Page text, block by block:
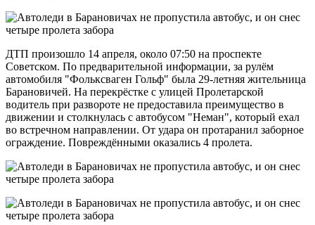
ДТП произошло 14 апреля, около 07:50 на проспекте
Советском. По предварительной информации, за рулём
автомобиля "Фольксваген Гольф" была 29-летняя жительница
Барановичей. На перекрёстке с улицей Пролетарской
водитель при развороте не предоставила преимущество в
движении и столкнулась с автобусом "Неман", который ехал
во встречном направлении. От удара он протаранил заборное
ограждение. Повреждёнными оказались 4 пролета.